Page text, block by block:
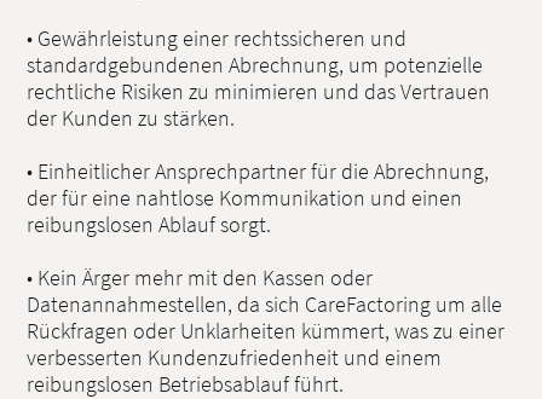
• Gewährleistung einer rechtssicheren und
standardgebundenen Abrechnung, um potenzielle
rechtliche Risiken zu minimieren und das Vertrauen
der Kunden zu stärken.
• Einheitlicher Ansprechpartner für die Abrechnung,
der für eine nahtlose Kommunikation und einen
reibungslosen Ablauf sorgt.
• Kein Ärger mehr mit den Kassen oder
Datenannahmestellen, da sich CareFactoring um alle
Rückfragen oder Unklarheiten kümmert, was zu einer
verbesserten Kundenzufriedenheit und einem
reibungslosen Betriebsablauf führt.